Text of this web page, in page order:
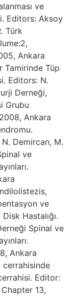
ve
Editors: Aksoy
Türk
Ankara
Tamirinde Tüp
Editors: N.
Derneği,
Grubu
Ankara
Demircan, M.
ve
ve
Hastalığı.
Spinal ve
Ankara
cerrahisinde
Editor:
13,